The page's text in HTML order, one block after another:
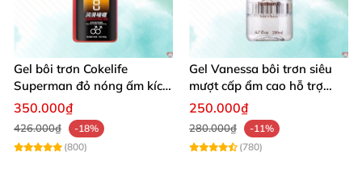
Gel bôi trơn Cokelife
Superman đỏ nóng ấm kích
thích hưng phấn
350.000₫
426.000₫
-18%
(800)
Gel Vanessa bôi trơn siêu
mượt cấp ẩm cao hỗ trợ
quan hệ ngọt ngào
250.000₫
280.000₫
-11%
(780)